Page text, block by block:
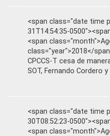
<span class="date time
31T14:54:35-
<span
class="year">2018</
CPCCS-T cesa de
SOT, Fernando Cordero
<span class="date time
30T08:52:23-
<span